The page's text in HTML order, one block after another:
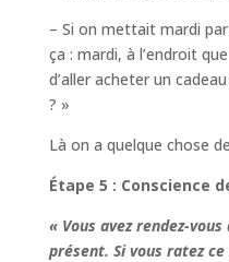
– Si on mettait mardi
ça : mardi, à l’endroit
d’aller acheter un
? »
Là on a quelque chose
Étape 5 : Conscience
« Vous avez rendez-
présent. Si vous ratez